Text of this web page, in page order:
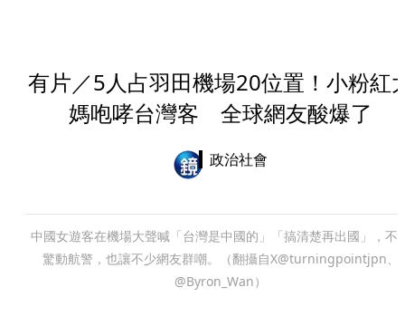
有片／5人占羽田機場20位置！小粉紅
媽咆哮台灣客 全球網友酸爆了
政治社會
中國女遊客在機場大聲喊「台灣是中國的」「搞清楚再出國」，不
驚動航警，也讓不少網友群嘲。（翻攝自X@turningpointjpn、
@Byron_Wan）